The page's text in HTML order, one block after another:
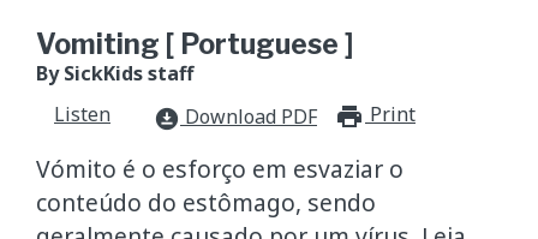
Vomiting [ Portuguese ]
By SickKids staff
Listen
download_for_offline Download PDF Print
Vómito é o esforço em esvaziar o
conteúdo do estômago, sendo